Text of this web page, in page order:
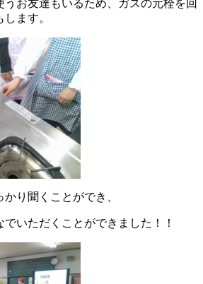
お友達もいるため、ガスの元栓を回
ます。
り聞くことができ、
いただくことができました！！